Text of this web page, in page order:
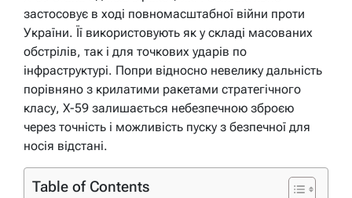
застосовує в ході повномасштабної війни проти
України. Її використовують як у складі масованих
обстрілів, так і для точкових ударів по
інфраструктурі. Попри відносно невелику дальність
порівняно з крилатими ракетами стратегічного
класу, Х-59 залишається небезпечною зброєю
через точність і можливість пуску з безпечної для
носія відстані.
Table of Contents